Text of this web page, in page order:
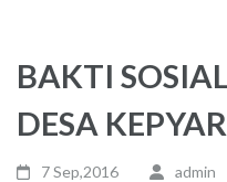
BAKTI
DESA KEPYAR
7 Sep,2016 admin